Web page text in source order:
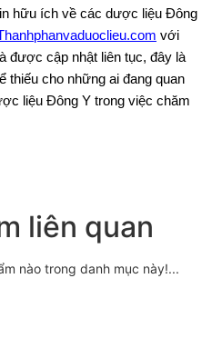
hữu ích về các dược liệu Đông
với
được cập nhật liên tục, đây là
thiếu cho những ai đang quan
liệu Đông Y trong việc chăm
liên quan
nào trong danh mục này!...